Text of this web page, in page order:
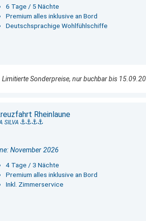
6 Tage / 5 Nächte
Premium alles inklusive an Bord
Deutschsprachige Wohlfühlschiffe
Limitierte Sonderpreise, nur buchbar bis
Rheinlaune
SILVA
November 2026
4 Tage / 3 Nächte
Premium alles inklusive an Bord
Inkl. Zimmerservice